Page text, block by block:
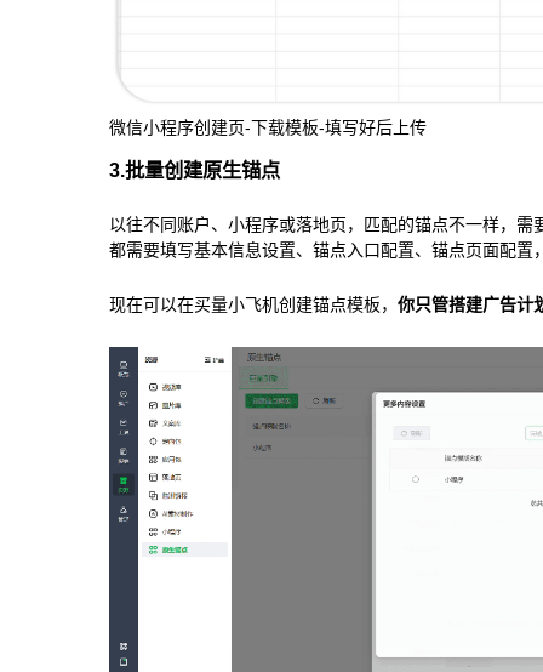
微信小程序创建页-下载模板-填写好后上传
3.批量创建原生锚点
以往不同账户、小程序或落地页，匹配的锚点不一样，需
都需要填写基本信息设置、锚点入口配置、锚点页面配置
现在可以在买量小飞机创建锚点模板， 你只管搭建广告计